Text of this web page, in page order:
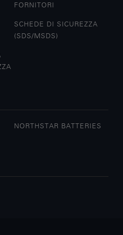
FORNITORI
SCHEDE DI SICUREZZA
(SDS/MSDS)
NORTHSTAR BATTERIES